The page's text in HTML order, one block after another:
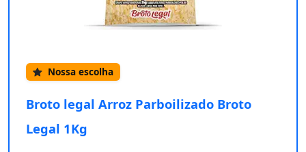
Nossa escolha
Broto legal Arroz Parboilizado Broto
Legal 1Kg